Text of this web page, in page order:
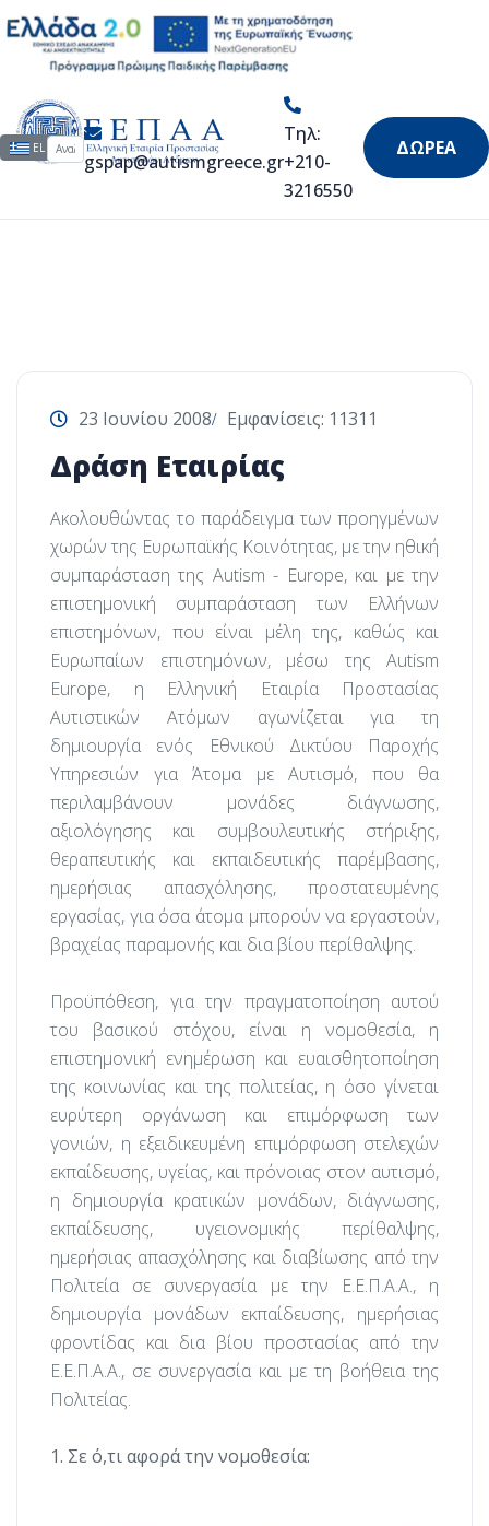
Επιλέξτε τη γλώσσα σας
EL Αναζήτηση...
gspap@autismgreece.gr
Τηλ:
+210-
3216550
ΔΩΡΕΑ
Άρθρα & Video
Δράση Εταιρίας
23 Ιουνίου 2008 Εμφανίσεις: 11311
Ακολουθώντας το παράδειγμα των προηγμένων
χωρών της Ευρωπαϊκής Κοινότητας, με την ηθική
συμπαράσταση της Autism - Europe, και με την
επιστημονική συμπαράσταση των Ελλήνων
επιστημόνων, που είναι μέλη της, καθώς και
Ευρωπαίων επιστημόνων, μέσω της Autism
Europe, η Ελληνική Εταιρία Προστασίας
Αυτιστικών Ατόμων αγωνίζεται για τη
δημιουργία ενός Εθνικού Δικτύου Παροχής
Υπηρεσιών για Άτομα με Αυτισμό, που θα
περιλαμβάνουν μονάδες διάγνωσης,
αξιολόγησης και συμβουλευτικής στήριξης,
θεραπευτικής και εκπαιδευτικής παρέμβασης,
ημερήσιας απασχόλησης, προστατευμένης
εργασίας, για όσα άτομα μπορούν να εργαστούν,
βραχείας παραμονής και δια βίου περίθαλψης.
Προϋπόθεση, για την πραγματοποίηση αυτού
του βασικού στόχου, είναι η νομοθεσία, η
επιστημονική ενημέρωση και ευαισθητοποίηση
της κοινωνίας και της πολιτείας, η όσο γίνεται
ευρύτερη οργάνωση και επιμόρφωση των
γονιών, η εξειδικευμένη επιμόρφωση στελεχών
εκπαίδευσης, υγείας, και πρόνοιας στον αυτισμό,
η δημιουργία κρατικών μονάδων, διάγνωσης,
εκπαίδευσης, υγειονομικής περίθαλψης,
ημερήσιας απασχόλησης και διαβίωσης από την
Πολιτεία σε συνεργασία με την Ε.Ε.Π.Α.Α., η
δημιουργία μονάδων εκπαίδευσης, ημερήσιας
φροντίδας και δια βίου προστασίας από την
Ε.Ε.Π.Α.Α., σε συνεργασία και με τη βοήθεια της
Πολιτείας.
1. Σε ό,τι αφορά την νομοθεσία: